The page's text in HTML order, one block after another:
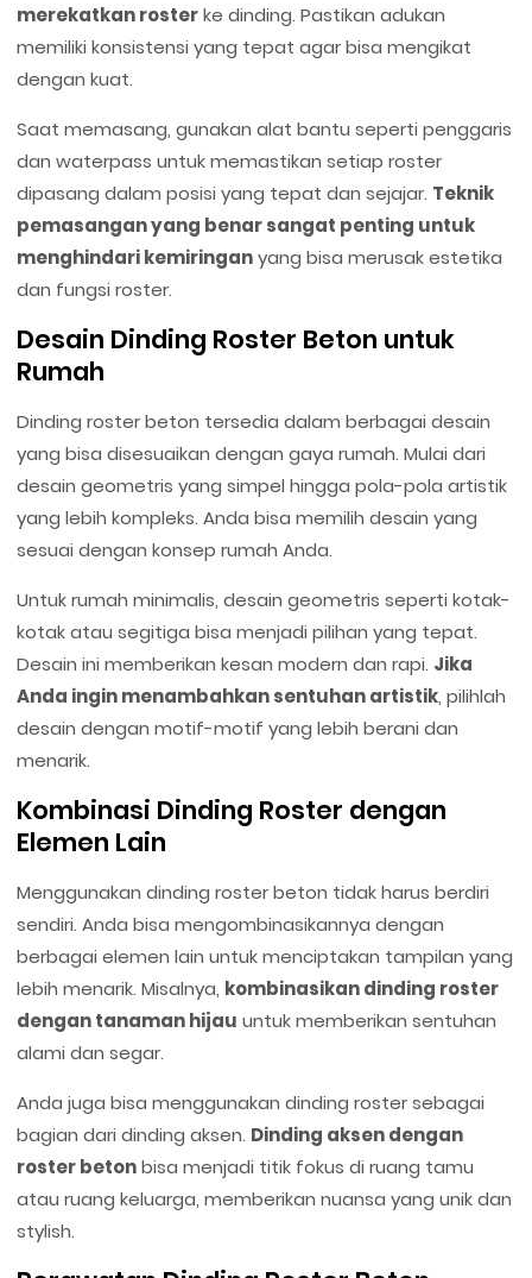
merekatkan rosterke dinding. Pastikan adukan
memiliki konsistensi yang tepat agar bisa mengikat
dengan kuat.
Saat memasang, gunakan alat bantu seperti penggaris
dan waterpass untuk memastikan setiap roster
dipasang dalam posisi yang tepat dan sejajar. Teknik
pemasangan yang benar sangat penting untuk
menghindari kemiringanyang bisa merusak estetika
dan fungsi roster.
Desain Dinding Roster Beton untuk
Rumah
Dinding roster beton tersedia dalam berbagai desain
yang bisa disesuaikan dengan gaya rumah. Mulai dari
desain geometris yang simpel hingga pola-pola artistik
yang lebih kompleks. Anda bisa memilih desain yang
sesuai dengan konsep rumah Anda.
Untuk rumah minimalis, desain geometris seperti kotak-
kotak atau segitiga bisa menjadi pilihan yang tepat.
Desain ini memberikan kesan modern dan rapi. Jika
Anda ingin menambahkan sentuhan artistik, pilihlah
desain dengan motif-motif yang lebih berani dan
menarik.
Kombinasi Dinding Roster dengan
Elemen Lain
Menggunakan dinding roster beton tidak harus berdiri
sendiri. Anda bisa mengombinasikannya dengan
berbagai elemen lain untuk menciptakan tampilan yang
lebih menarik. Misalnya, kombinasikan dinding roster
dengan tanaman hijau untuk memberikan sentuhan
alami dan segar.
Anda juga bisa menggunakan dinding roster sebagai
bagian dari dinding aksen. Dinding aksen dengan
roster betonbisa menjadi titik fokus di ruang tamu
atau ruang keluarga, memberikan nuansa yang unik dan
stylish.